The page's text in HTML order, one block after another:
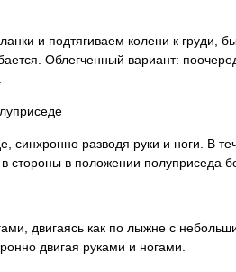
и подтягиваем колени к груди,
Облегченный вариант:
синхронно разводя руки и ноги. В
стороны в положении полуприседа
двигаясь как по лыжне с
двигая руками и ногами.